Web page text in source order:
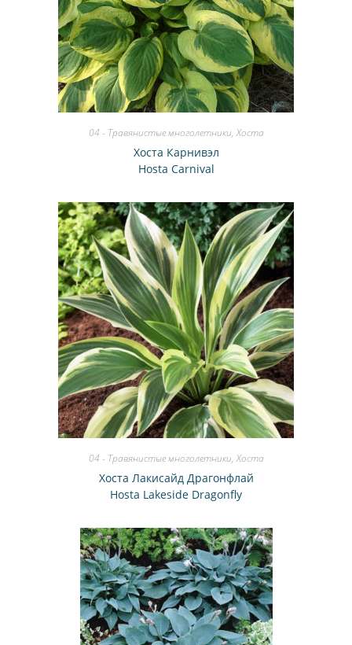
04 - Травянистые многолетники,Хоста
Хоста Карнивэл
Hosta Carnival
04 - Травянистые многолетники,Хоста
Хоста Лакисайд Драгонфлай
Hosta Lakeside Dragonfly